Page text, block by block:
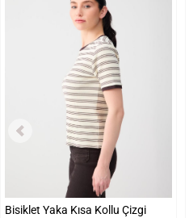
Bisiklet Yaka Kısa Kollu Çizgi